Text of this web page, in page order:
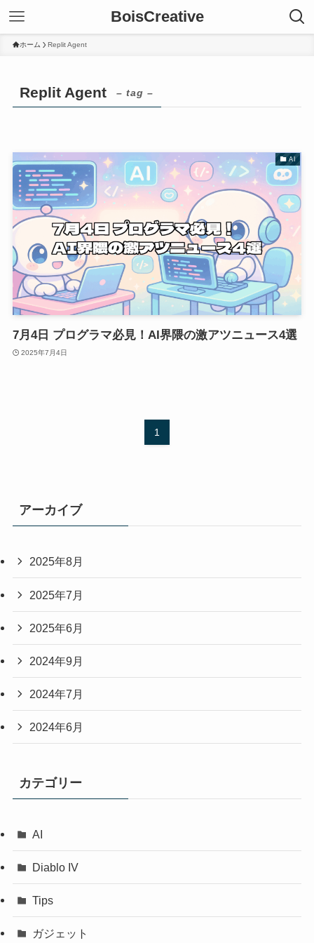
BoisCreative
ホーム Replit Agent
Replit Agent – tag –
AI
7月4日 プログラマ必見！AI界隈の激アツニュース4選
2025年7月4日
1
アーカイブ
2025年8月
2025年7月
2025年6月
2024年9月
2024年7月
2024年6月
カテゴリー
AI
Diablo IV
Tips
ガジェット